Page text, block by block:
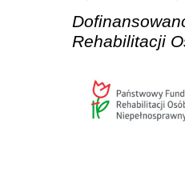
Rehabilitacji